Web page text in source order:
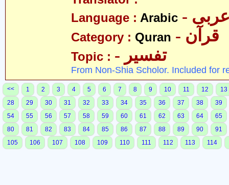
Language : Arabic عربی
Category : Quran - قرآن
Topic : - تفسیر
From Non-Shia Scholor. Included for
<< 1 2 3 4 5 6 7 8 9 10 11 12
13
28
29 30 31 32 33 34 35 36 37 38
39
54
55 56 57 58 59 60 61 62 63 64
65
80
81 82 83 84 85 86 87 88 89 90
91
105
106 107 108 109 110 111 112 113 114